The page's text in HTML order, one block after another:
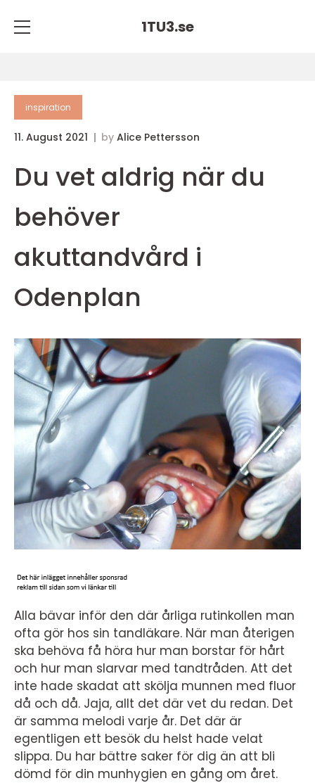
1TU3.se
inspiration
11. August 2021 by Alice Pettersson
Du vet aldrig när du
behöver
akuttandvård i
Odenplan
Alla bävar inför den där årliga rutinkollen man
ofta gör hos sin tandläkare. När man återigen
ska behöva få höra hur man borstar för hårt
och hur man slarvar med tandtråden. Att det
inte hade skadat att skölja munnen med fluor
då och då. Jaja, allt det där vet du redan. Det
är samma melodi varje år. Det där är
egentligen ett besök du helst hade velat
slippa. Du har bättre saker för dig än att bli
dömd för din munhygien en gång om året.